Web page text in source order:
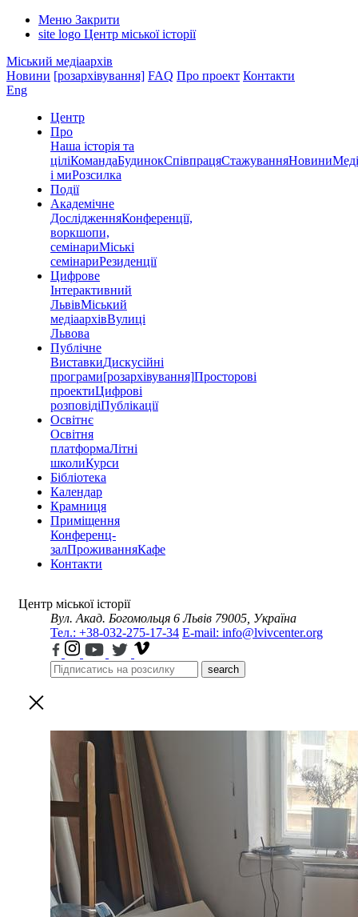
Меню Закрити
site logo Центр міської історії
Міський медіаархів
Новини [розархівування] FAQ Про проект Контакти
Eng
Центр
Про
Наша історія та
ціліКомандаБудинокСпівпрацяСтажуванняНовини
і миРозсилка
Події
Академічне
ДослідженняКонференції,
воркшопи,
семінариМіські
семінариРезиденції
Цифрове
Інтерактивний
ЛьвівМіський
медіаархівВулиці
Львова
Публічне
ВиставкиДискусійні
програми[розархівування]Просторові
проектиЦифрові
розповідіПублікації
Освітнє
Освітня
платформаЛітні
школиКурси
Бібліотека
Календар
Крамниця
Приміщення
Конференц-
залПроживанняКафе
Контакти
Центр міської історії
Вул. Акад. Богомольця 6 Львів 79005, Україна
Тел.: +38-032-275-17-34 E-mail: info@lvivcenter.org
search